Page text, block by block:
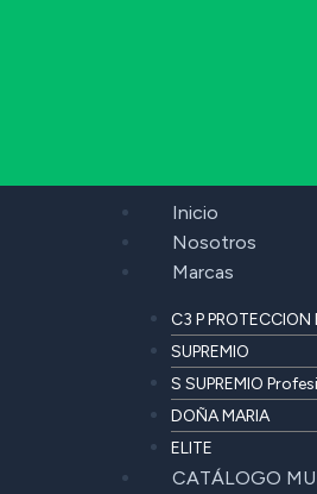
Inicio
Nosotros
Marcas
C3 P
SUPREMIO
S SUPREMIO
DOÑA MARIA
ELITE
CATÁLOGO